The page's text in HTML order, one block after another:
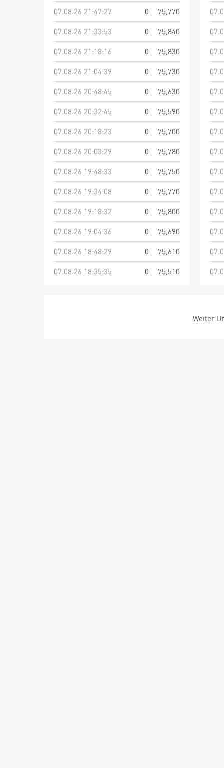
07.08.26 21:47:27
0
75,770
07.08.26 21:33:53
0
75,840
07.08.26 21:18:16
0
75,830
07.08.26 21:04:39
0
75,730
07.08.26 20:48:45
0
75,630
07.08.26 20:32:45
0
75,590
07.08.26 20:18:23
0
75,700
07.08.26 20:03:29
0
75,780
07.08.26 19:48:33
0
75,750
07.08.26 19:34:08
0
75,770
07.08.26 19:18:32
0
75,800
07.08.26 19:04:36
0
75,690
07.08.26 18:48:29
0
75,610
07.08.26 18:35:35
0 75,510
Weiter